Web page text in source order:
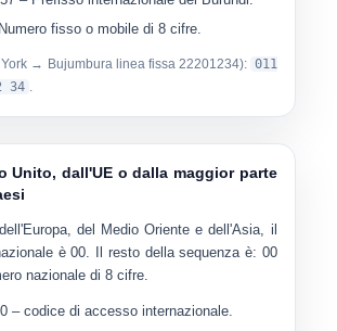
Numero fisso o mobile di 8 cifre.
York → Bujumbura linea fissa 22201234): 011
34 .
Unito, dall'UE o dalla maggior parte
del Medio Oriente e dell'Asia, il
è00. Il resto della sequenza è: 00
nazionale di 8 cifre.
– codice di accesso internazionale.